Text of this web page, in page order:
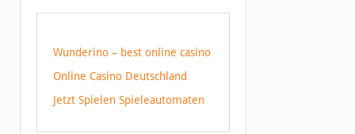
Wunderino – best online casino
Online Casino Deutschland
Jetzt Spielen Spieleautomaten